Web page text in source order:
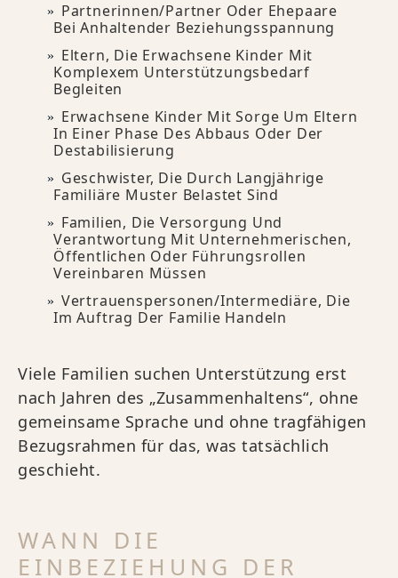
Partnerinnen/Partner Oder Ehepaare
Bei Anhaltender Beziehungsspannung
Eltern, Die Erwachsene Kinder Mit
Komplexem Unterstützungsbedarf
Begleiten
Erwachsene Kinder Mit Sorge Um Eltern
In Einer Phase Des Abbaus Oder Der
Destabilisierung
Geschwister, Die Durch Langjährige
Familiäre Muster Belastet Sind
Familien, Die Versorgung Und
Verantwortung Mit Unternehmerischen,
Öffentlichen Oder Führungsrollen
Vereinbaren Müssen
Vertrauenspersonen/Intermediäre, Die
Im Auftrag Der Familie Handeln
Viele Familien suchen Unterstützung erst
nach Jahren des „Zusammenhaltens“, ohne
gemeinsame Sprache und ohne tragfähigen
Bezugsrahmen für das, was tatsächlich
geschieht.
WANN DIE
EINBEZIEHUNG DER